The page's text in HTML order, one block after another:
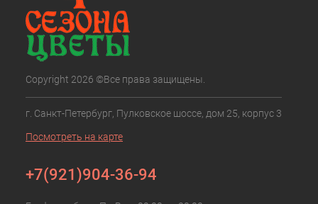
Copyright 2026 ©Все права защищены.
г. Санкт-Петербург, Пулковское шоссе, дом 25, корпус 3
Посмотреть на карте
+7(921)904-36-94